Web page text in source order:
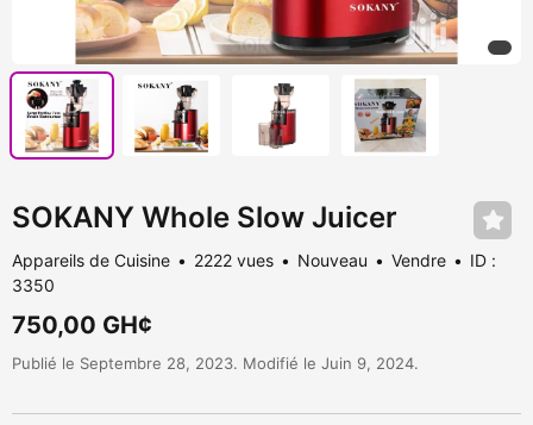
SOKANY Whole Slow Juicer
Appareils de Cuisine 2222 vues Nouveau Vendre
ID :
3350
750,00 GH¢
Publié le Septembre 28, 2023. Modifié le Juin 9, 2024.